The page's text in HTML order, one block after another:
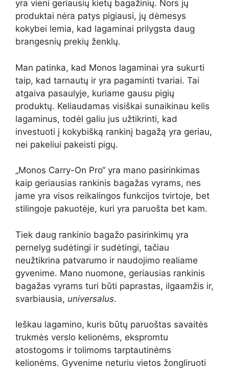
yra vieni geriausių kietų bagažinių. Nors jų
produktai nėra patys pigiausi, jų dėmesys
kokybei lemia, kad lagaminai prilygsta daug
brangesnių prekių ženklų.
Man patinka, kad Monos lagaminai yra sukurti
taip, kad tarnautų ir yra pagaminti tvariai. Tai
atgaiva pasaulyje, kuriame gausu pigių
produktų. Keliaudamas visiškai sunaikinau kelis
lagaminus, todėl galiu jus užtikrinti, kad
investuoti į kokybišką rankinį bagažą yra geriau,
nei pakeliui pakeisti pigų.
„Monos Carry-On Pro“ yra mano pasirinkimas
kaip geriausias rankinis bagažas vyrams, nes
jame yra visos reikalingos funkcijos tvirtoje, bet
stilingoje pakuotėje, kuri yra paruošta bet kam.
Tiek daug rankinio bagažo pasirinkimų yra
pernelyg sudėtingi ir sudėtingi, tačiau
neužtikrina patvarumo ir naudojimo realiame
gyvenime. Mano nuomone, geriausias rankinis
bagažas vyrams turi būti paprastas, ilgaamžis ir,
svarbiausia, universalus.
Ieškau lagamino, kuris būtų paruoštas savaitės
trukmės verslo kelionėms, ekspromtu
atostogoms ir tolimoms tarptautinėms
kelionėms. Gyvenime neturiu vietos žongliruoti